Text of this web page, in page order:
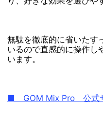
無駄を徹底的に省いたす
いるので直感的に操作し
います。
■ GOM Mix Pro 公式